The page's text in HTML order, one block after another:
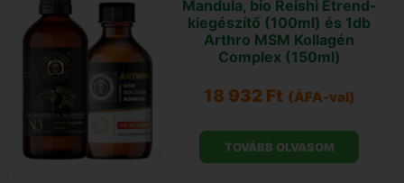
Mandula, bio Reishi Étrend-
kiegészítő (100ml) és 1db
Arthro MSM Kollagén
Complex (150ml)
18 932 Ft (ÁFA-val)
TOVÁBB OLVASOM